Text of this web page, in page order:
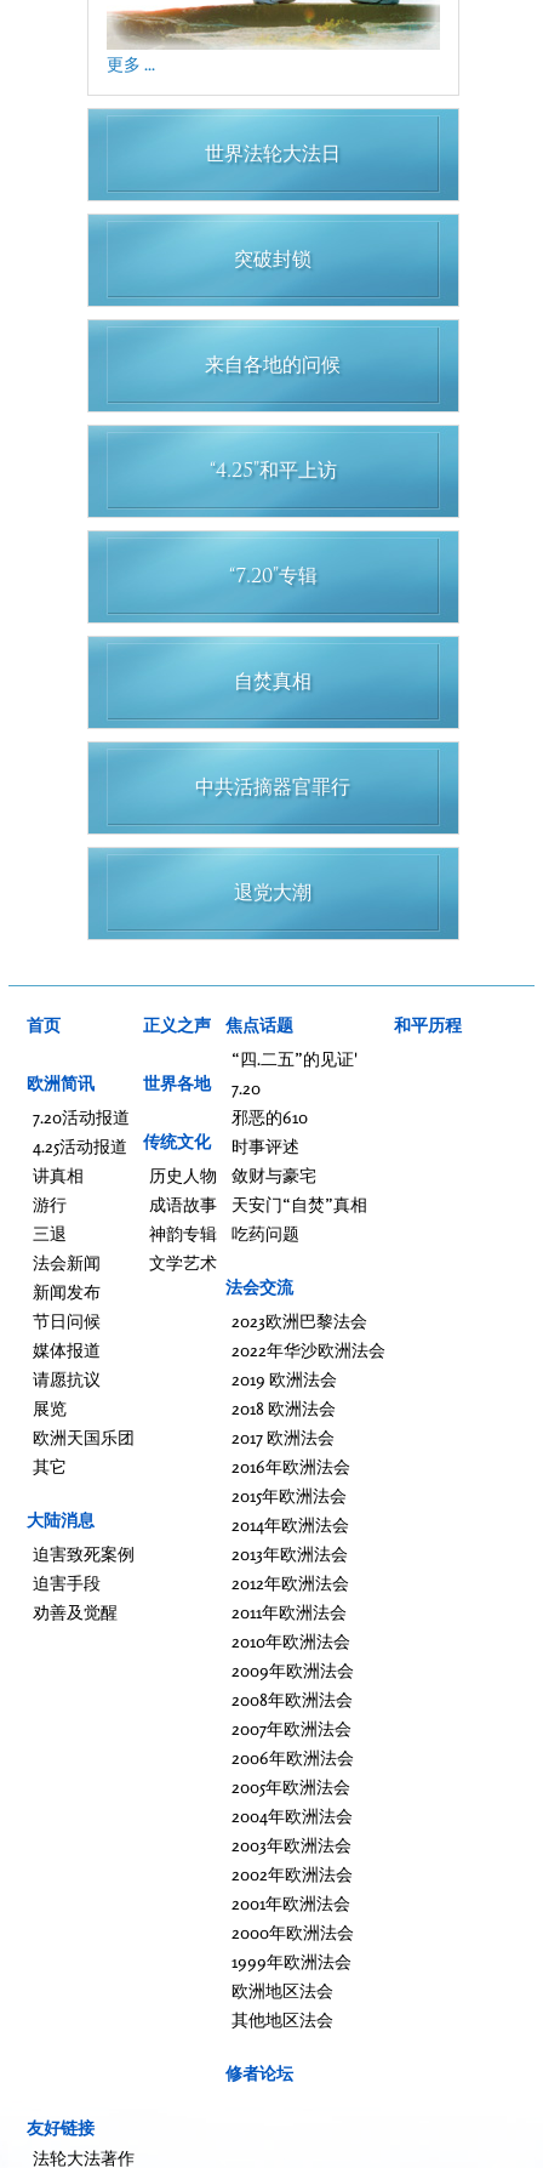
更多 ...
世界法轮大法日
突破封锁
来自各地的问候
“4.25”和平上访
“7.20”专辑
自焚真相
中共活摘器官罪行
退党大潮
首页
欧洲简讯
7.20活动报道
4.25活动报道
讲真相
游行
三退
法会新闻
新闻发布
节日问候
媒体报道
请愿抗议
展览
欧洲天国乐团
其它
大陆消息
迫害致死案例
迫害手段
劝善及觉醒
正义之声
世界各地
传统文化
历史人物
成语故事
神韵专辑
文学艺术
焦点话题
“四.二五”的见证'
7.20
邪恶的610
时事评述
敛财与豪宅
天安门“自焚”真相
吃药问题
法会交流
2023欧洲巴黎法会
2022年华沙欧洲法会
2019 欧洲法会
2018 欧洲法会
2017 欧洲法会
2016年欧洲法会
2015年欧洲法会
2014年欧洲法会
2013年欧洲法会
2012年欧洲法会
2011年欧洲法会
2010年欧洲法会
2009年欧洲法会
2008年欧洲法会
2007年欧洲法会
2006年欧洲法会
2005年欧洲法会
2004年欧洲法会
2003年欧洲法会
2002年欧洲法会
2001年欧洲法会
2000年欧洲法会
1999年欧洲法会
欧洲地区法会
其他地区法会
修者论坛
和平历程
友好链接
法轮大法著作